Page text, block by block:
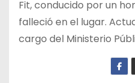
Fit, conducido por un
falleció en el lugar.
cargo del Ministerio